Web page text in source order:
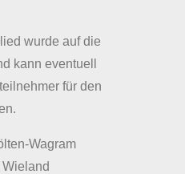
wurde auf die
kann eventuell
für den
Wagram